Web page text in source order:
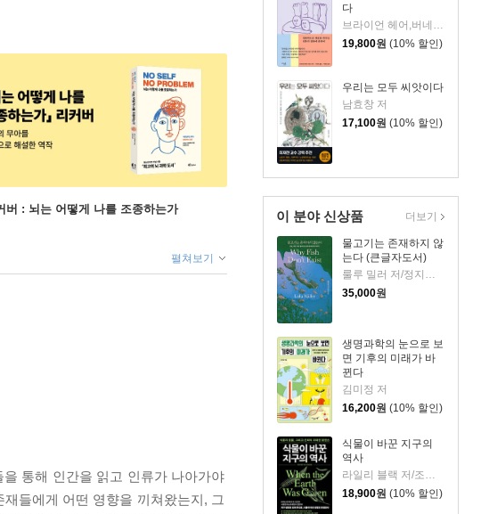
다
브라이언 헤어,버네사 우즈 공저/이민아 역/박한선 감수
19,800원 (10% 할인)
우리는 모두 씨앗이다
남효창 저
17,100원 (10% 할인)
이 분야 신상품
물고기는 존재하지 않
는다 (큰글자도서)
룰루 밀러 저/정지인 역
35,000원
생명과학의 눈으로 보
면 기후의 미래가 바
뀐다
김미정 저
16,200원 (10% 할인)
식물이 바꾼 지구의
역사
라일리 블랙 저/조정남 역
18,900원 (10% 할인)
더보기
버 : 뇌는 어떻게 나를 조종하는가
펼쳐보기
통해 인간을 읽고 인류가 나아가야
들에게 어떤 영향을 끼쳐왔는지, 그